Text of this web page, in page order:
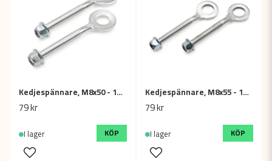
Kedjespännare, M8x50 - 12mm (2-pack)
79 kr
I lager KÖP
Kedjespännare, M8x55 - 15mm (2-pack)
79 kr
I lager KÖP